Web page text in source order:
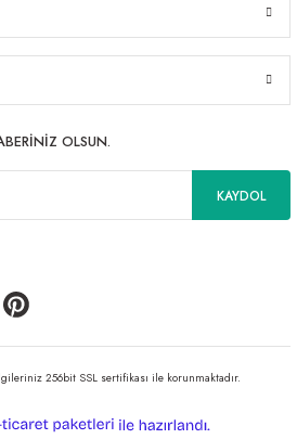
OLSUN.
KAYDOL
256bit SSL sertifikası ile korunmaktadır.
e-